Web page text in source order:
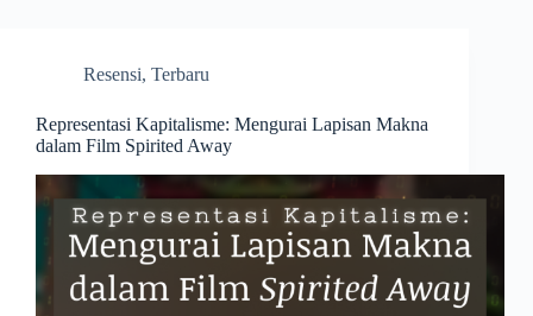
Resensi, Terbaru
Representasi Kapitalisme: Mengurai Lapisan Makna
dalam Film Spirited Away